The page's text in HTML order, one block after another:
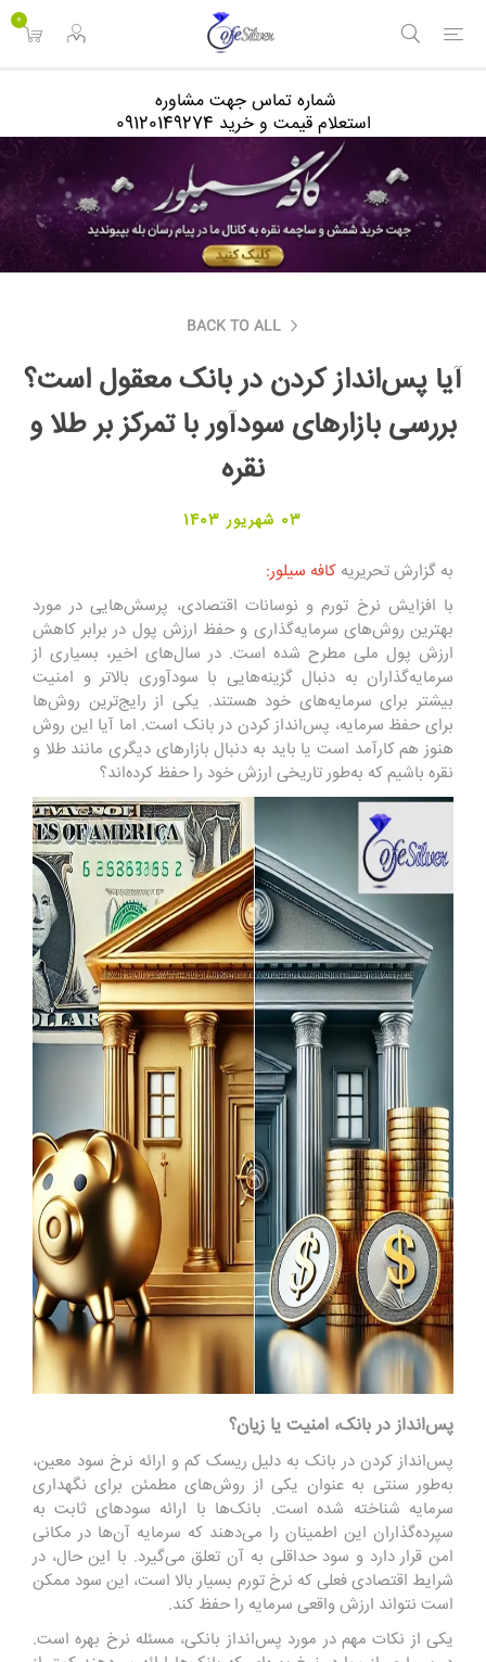
0
شماره تماس جهت مشاوره
استعلام قیمت و خرید 09120149274
BACK TO ALL
آیا پس‌انداز کردن در بانک معقول است؟
بررسی بازارهای سودآور با تمرکز بر طلا و
نقره
03 شهریور 1403
به گزارش تحریریه کافه سیلور:
با افزایش نرخ تورم و نوسانات اقتصادی، پرسش‌هایی در مورد
بهترین روش‌های سرمایه‌گذاری و حفظ ارزش پول در برابر کاهش
ارزش پول ملی مطرح شده است. در سال‌های اخیر، بسیاری از
سرمایه‌گذاران به دنبال گزینه‌هایی با سودآوری بالاتر و امنیت
بیشتر برای سرمایه‌های خود هستند. یکی از رایج‌ترین روش‌ها
برای حفظ سرمایه، پس‌انداز کردن در بانک است. اما آیا این روش
هنوز هم کارآمد است یا باید به دنبال بازارهای دیگری مانند طلا و
نقره باشیم که به‌طور تاریخی ارزش خود را حفظ کرده‌اند؟
پس‌انداز در بانک، امنیت یا زیان؟
پس‌انداز کردن در بانک به دلیل ریسک کم و ارائه نرخ سود معین،
به‌طور سنتی به عنوان یکی از روش‌های مطمئن برای نگهداری
سرمایه شناخته شده است. بانک‌ها با ارائه سودهای ثابت به
سپرده‌گذاران این اطمینان را می‌دهند که سرمایه آن‌ها در مکانی
امن قرار دارد و سود حداقلی به آن تعلق می‌گیرد. با این حال، در
شرایط اقتصادی فعلی که نرخ تورم بسیار بالا است، این سود ممکن
است نتواند ارزش واقعی سرمایه را حفظ کند.
یکی از نکات مهم در مورد پس‌انداز بانکی، مسئله نرخ بهره است.